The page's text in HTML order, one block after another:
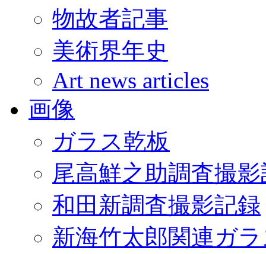
物故者記事
美術界年史
Art news articles
画像
ガラス乾板
尾高鮮之助調査撮
和田新調査撮影記録
新海竹太郎関連ガ